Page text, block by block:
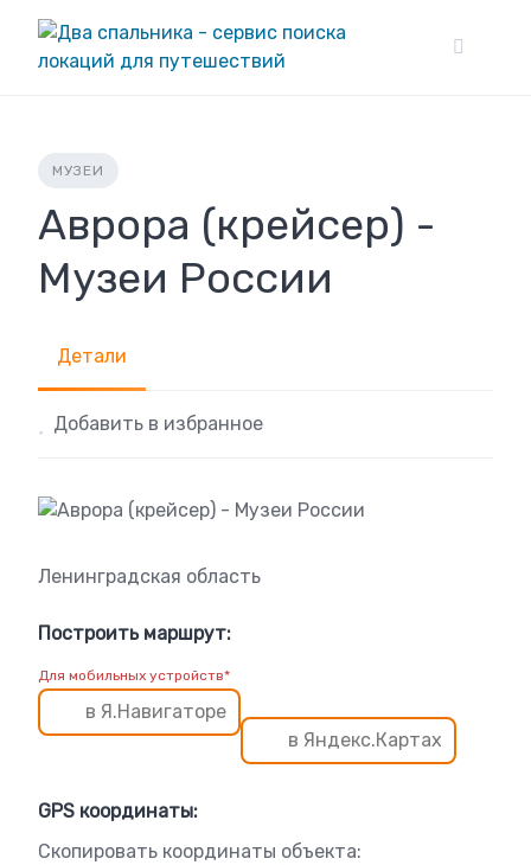
content
МУЗЕИ
Аврора (крейсер) -
Музеи России
Детали
Добавить в избранное
Ленинградская область
Построить маршрут:
Для мобильных устройств*
в Я.Навигаторе
в Яндекс.Картах
GPS координаты:
Скопировать координаты объекта: